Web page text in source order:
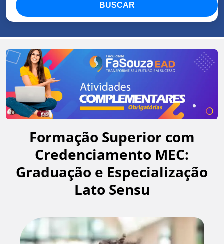
BUSCAR
Formação Superior com
Credenciamento MEC:
Graduação e Especialização
Lato Sensu